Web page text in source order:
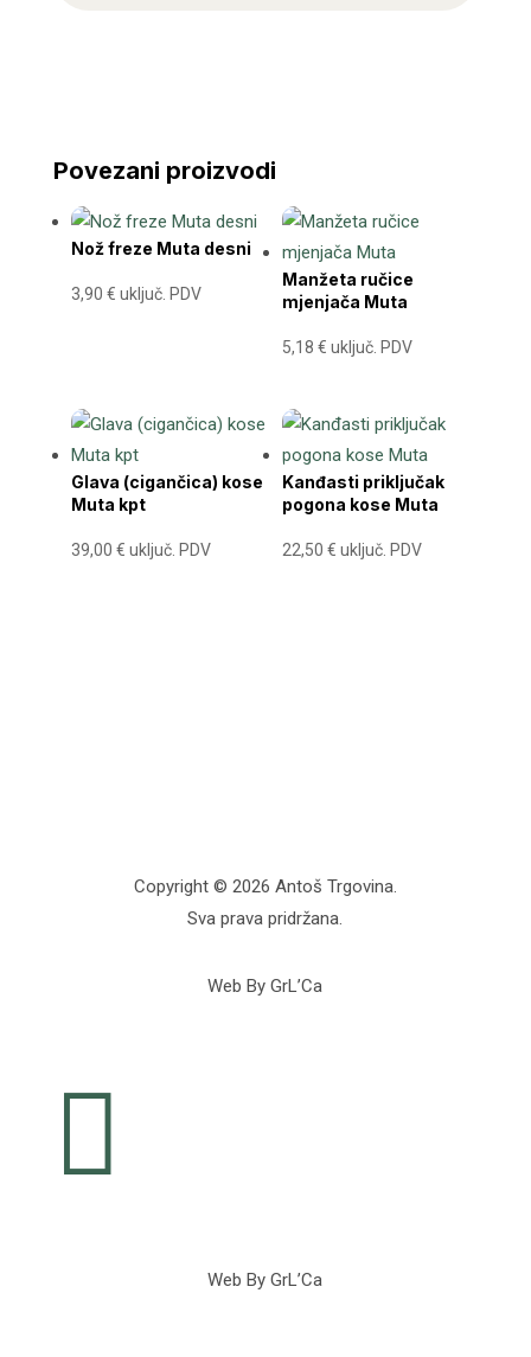
Povezani proizvodi
Nož freze Muta desni
3,90 € uključ. PDV
Manžeta ručice
mjenjača Muta
5,18€ uključ. PDV
Glava (cigančica) kose
Muta kpt
39,00 € uključ. PDV
Kanđasti priključak
pogona kose Muta
22,50€ uključ. PDV
Copyright © 2026 Antoš Trgovina.
Sva prava pridržana.
Web By GrL’Ca

Web By GrL’Ca